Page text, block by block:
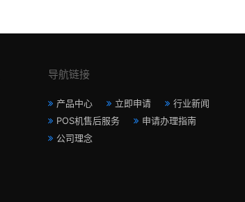
导航链接
产品中心 立即申请
行业新闻
POS机售后服务
申请办理指南
公司理念